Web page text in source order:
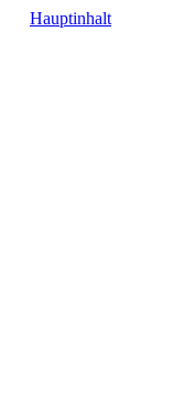
Hauptinhalt